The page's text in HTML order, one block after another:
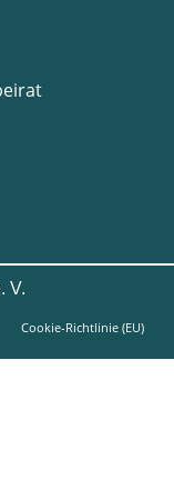
V.
Cookie-Richtlinie (EU)